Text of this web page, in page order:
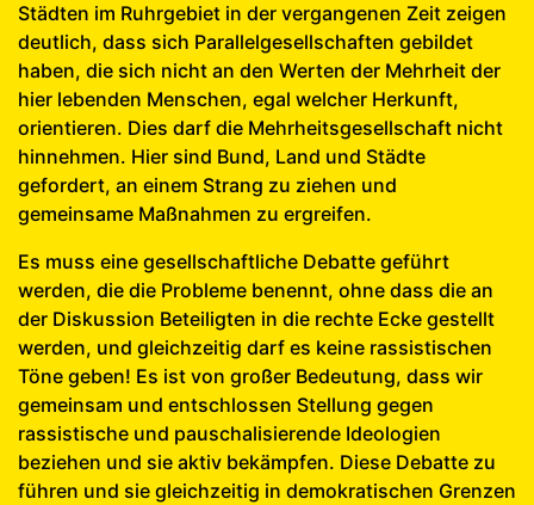
Städten im Ruhrgebiet in der vergangenen Zeit zeigen
deutlich, dass sich Parallelgesellschaften gebildet
haben, die sich nicht an den Werten der Mehrheit der
hier lebenden Menschen, egal welcher Herkunft,
orientieren. Dies darf die Mehrheitsgesellschaft nicht
hinnehmen. Hier sind Bund, Land und Städte
gefordert, an einem Strang zu ziehen und
gemeinsame Maßnahmen zu ergreifen.
Es muss eine gesellschaftliche Debatte geführt
werden, die die Probleme benennt, ohne dass die an
der Diskussion Beteiligten in die rechte Ecke gestellt
werden, und gleichzeitig darf es keine rassistischen
Töne geben! Es ist von großer Bedeutung, dass wir
gemeinsam und entschlossen Stellung gegen
rassistische und pauschalisierende Ideologien
beziehen und sie aktiv bekämpfen. Diese Debatte zu
führen und sie gleichzeitig in demokratischen Grenzen